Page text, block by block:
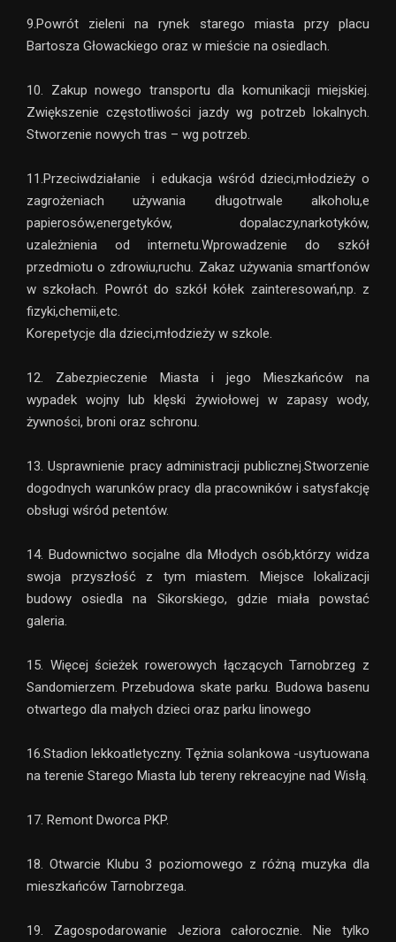
9.Powrót zieleni na rynek starego miasta przy placu
Bartosza Głowackiego oraz w mieście na osiedlach.
10. Zakup nowego transportu dla komunikacji miejskiej.
Zwiększenie częstotliwości jazdy wg potrzeb lokalnych.
Stworzenie nowych tras – wg potrzeb.
11.Przeciwdziałanie i edukacja wśród dzieci,młodzieży o
zagrożeniach używania długotrwale alkoholu,e
papierosów,energetyków, dopalaczy,narkotyków,
uzależnienia od internetu.Wprowadzenie do szkół
przedmiotu o zdrowiu,ruchu. Zakaz używania smartfonów
w szkołach. Powrót do szkół kółek zainteresowań,np. z
fizyki,chemii,etc.
Korepetycje dla dzieci,młodzieży w szkole.
12. Zabezpieczenie Miasta i jego Mieszkańców na
wypadek wojny lub klęski żywiołowej w zapasy wody,
żywności, broni oraz schronu.
13. Usprawnienie pracy administracji publicznej.Stworzenie
dogodnych warunków pracy dla pracowników i satysfakcję
obsługi wśród petentów.
14. Budownictwo socjalne dla Młodych osób,którzy widza
swoja przyszłość z tym miastem. Miejsce lokalizacji
budowy osiedla na Sikorskiego, gdzie miała powstać
galeria.
15. Więcej ścieżek rowerowych łączących Tarnobrzeg z
Sandomierzem. Przebudowa skate parku. Budowa basenu
otwartego dla małych dzieci oraz parku linowego
16.Stadion lekkoatletyczny. Tężnia solankowa -usytuowana
na terenie Starego Miasta lub tereny rekreacyjne nad Wisłą.
17. Remont Dworca PKP.
18. Otwarcie Klubu 3 poziomowego z różną muzyka dla
mieszkańców Tarnobrzega.
19. Zagospodarowanie Jeziora całorocznie. Nie tylko